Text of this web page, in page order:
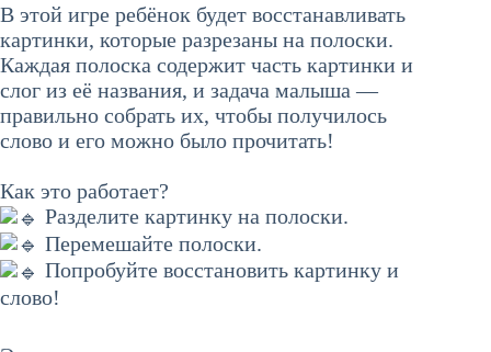
В этой игре ребёнок будет восстанавливать
картинки, которые разрезаны на полоски.
Каждая полоска содержит часть картинки и
слог из её названия, и задача малыша —
правильно собрать их, чтобы получилось
слово и его можно было прочитать!
Как это работает?
Разделите картинку на полоски.
Перемешайте полоски.
Попробуйте восстановить картинку и
слово!